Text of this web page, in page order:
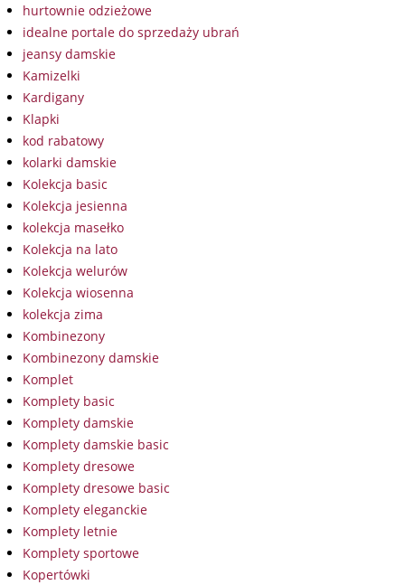
hurtownie odzieżowe
idealne portale do sprzedaży ubrań
jeansy damskie
Kamizelki
Kardigany
Klapki
kod rabatowy
kolarki damskie
Kolekcja basic
Kolekcja jesienna
kolekcja masełko
Kolekcja na lato
Kolekcja welurów
Kolekcja wiosenna
kolekcja zima
Kombinezony
Kombinezony damskie
Komplet
Komplety basic
Komplety damskie
Komplety damskie basic
Komplety dresowe
Komplety dresowe basic
Komplety eleganckie
Komplety letnie
Komplety sportowe
Kopertówki